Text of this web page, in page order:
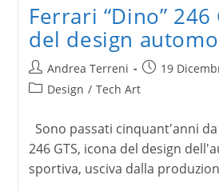
Ferrari “Dino” 246
del design
Autore
dell'articolo:
Andrea Terreni
Articolo
19
Categoria
Design / Tech Art
Sono passati cinquant'anni
246 GTS, icona del design
sportiva, usciva dalla